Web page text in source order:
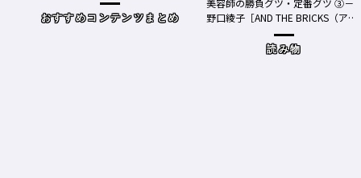
おすすめコンテンツまとめ
野口綾子［AND THE BRICKS（アン
ドザブリックス）／神奈川県鎌倉